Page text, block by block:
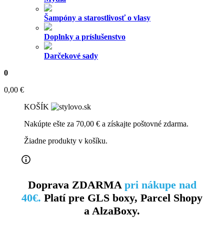
Šampóny a starostlivosť o vlasy
Doplnky a príslušenstvo
Darčekové sady
0
0,00 €
KOŠÍK
Nakúpte ešte za 70,00 € a získajte poštovné zdarma.
Žiadne produkty v košíku.
Doprava ZDARMA pri nákupe nad
40€. Platí pre GLS boxy, Parcel Shopy
a AlzaBoxy.